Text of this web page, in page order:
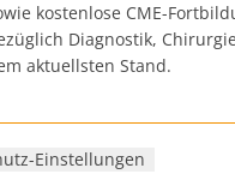
kostenlose CME-
Diagnostik,
aktuellsten Stand.
Einstellungen